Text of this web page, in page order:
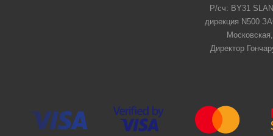
Р/сч: BY31
дирекция N500
Директор